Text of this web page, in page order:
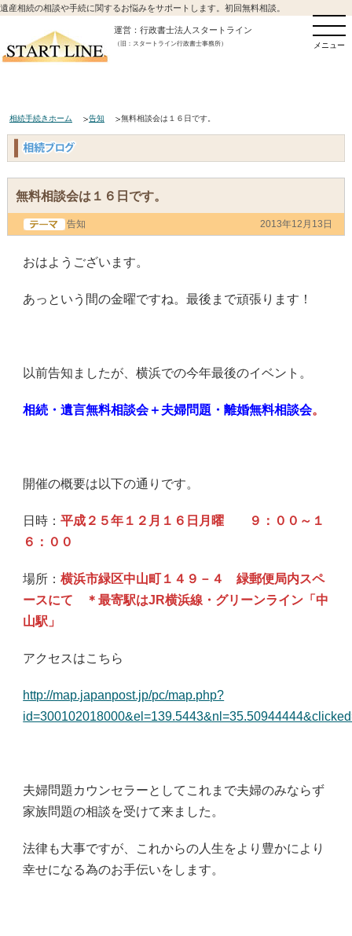
遺産相続の相談や手続に関するお悩みをサポートします。初回無料相談。
運営：行政書士法人スタートライン
（旧：スタートライン行政書士事務所） メニュー
相続手続きホーム 告知 無料相談会は１６日です。
無料相談会は１６日です。
告知 2013年12月13日
おはようございます。
あっという間の金曜ですね。最後まで頑張ります！
以前告知ましたが、横浜での今年最後のイベント。
相続・遺言無料相談会＋夫婦問題・離婚無料相談会。
開催の概要は以下の通りです。
日時：平成２５年１２月１６日月曜 ９：００～１
６：００
場所：横浜市緑区中山町１４９－４ 緑郵便局内スペ
ースにて ＊最寄駅はJR横浜線・グリーンライン「中
山駅」
アクセスはこちら
http://map.japanpost.jp/pc/map.php?
夫婦問題カウンセラーとしてこれまで夫婦のみならず
家族問題の相談を受けて来ました。
法律も大事ですが、これからの人生をより豊かにより
幸せになる為のお手伝いをします。